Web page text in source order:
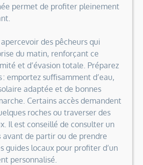
permet de profiter pleinement
des pêcheurs qui
du matin, renforçant ce
et d’évasion totale. Préparez
: emportez suffisamment d’eau,
adaptée et de bonnes
Certains accès demandent
roches ou traverser des
Il est conseillé de consulter un
avant de partir ou de prendre
guides locaux pour profiter d’un
personnalisé.